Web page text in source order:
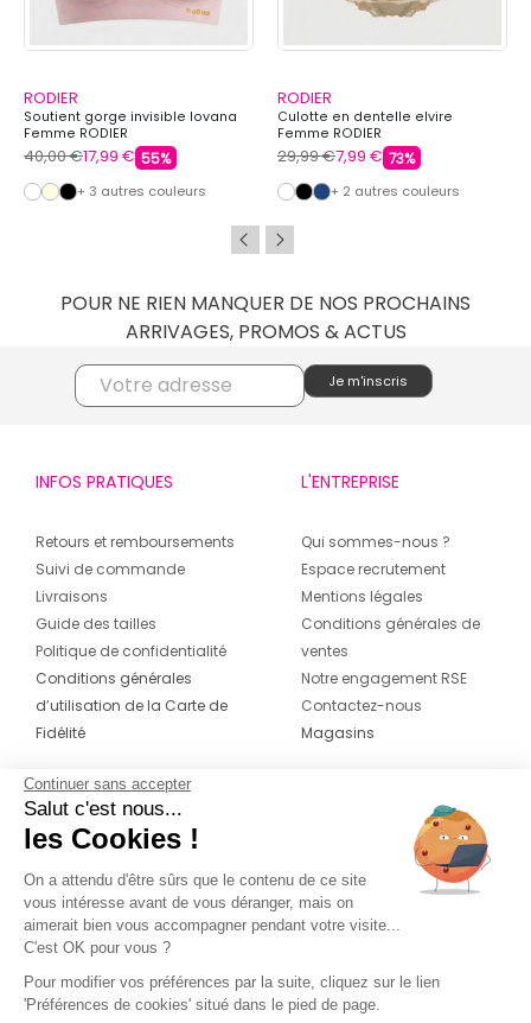
RODIER
Soutient gorge invisible lovana
Femme RODIER
40,00 €17,99 € 55%
+ 3 autres couleurs
RODIER
Culotte en dentelle elvire
Femme RODIER
29,99 €7,99 € 73%
+ 2 autres couleurs
POUR NE RIEN MANQUER DE NOS PROCHAINS
ARRIVAGES, PROMOS & ACTUS
INFOS PRATIQUES
Retours et remboursements
Suivi de commande
Livraisons
Guide des tailles
Politique de confidentialité
Conditions générales
d’utilisation de la Carte de
Fidélité
L'ENTREPRISE
Qui sommes-nous ?
Espace recrutement
Mentions légales
Conditions générales de
ventes
Notre engagement RSE
Contactez-nous
Magasins
CONTACT
04 42 20 78 42
Du lundi au jeudi de 8h30 à 16h30 & le
vendredi de 8h30 à 15h30
Continuer sans accepter
Salut c'est nous...
les Cookies !
On a attendu d'être sûrs que le contenu de ce site
vous intéresse avant de vous déranger, mais on
aimerait bien vous accompagner pendant votre visite...
C'est OK pour vous ?
Pour modifier vos préférences par la suite, cliquez sur le lien
'Préférences de cookies' situé dans le pied de page.